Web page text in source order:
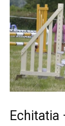
Echitatia